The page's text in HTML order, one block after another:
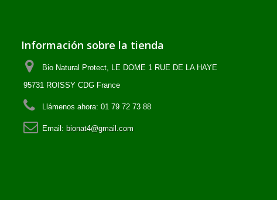
Información sobre la tienda
Bio Natural Protect, LE DOME 1 RUE DE LA HAYE
95731 ROISSY CDG France
Llámenos ahora: 01 79 72 73 88
Email: bionat4@gmail.com